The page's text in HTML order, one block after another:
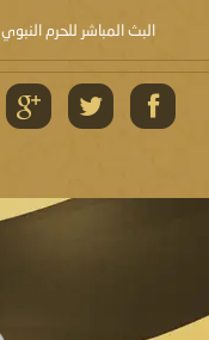
البث المباشر للحرم النبوي